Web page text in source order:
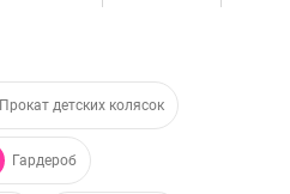
Прокат детских колясок
Гардероб